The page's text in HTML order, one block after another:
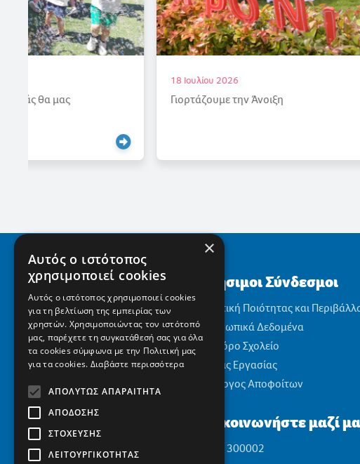
Γιορτάζουμε την Άνοιξη
Χρήσιμοι Σύνδεσμοι
Πολιτική Ποιότητας και
Προσωπικά Δεδομένα
Αειφόρο Σχολείο
Θέσεις Εργασίας
Σύλλογος Αποφοίτων
Επικοινωνήστε μαζί
2310 300002
×
Αυτός ο ιστότοπος
χρησιμοποιεί cookies
Αυτός ο ιστότοπος χρησιμοποιεί cookies
για τη βελτίωση της εμπειρίας των
χρηστών. Χρησιμοποιώντας τον ιστότοπό
μας, παρέχετε τη συγκατάθεσή σας για όλα
τα cookies σύμφωνα με την Πολιτική μας
για τα cookies. Διαβάστε περισσότερα
ΑΠΟΛΎΤΩΣ ΑΠΑΡΑΊΤΗΤΑ
ΑΠΌΔΟΣΗΣ
ΣΤΌΧΕΥΣΗΣ
ΛΕΙΤΟΥΡΓΙΚΌΤΗΤΑΣ